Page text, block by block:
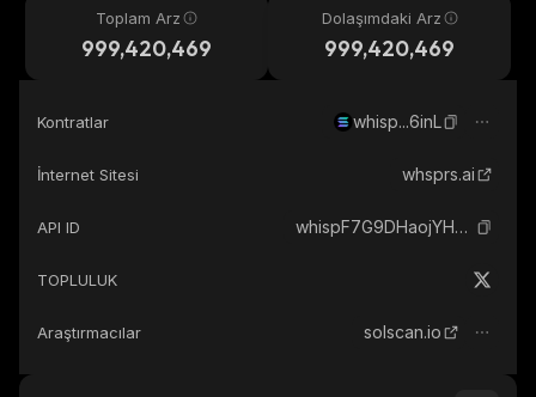
Toplam Arz
999,420,469
Dolaşımdaki Arz
999,420,469
Kontratlar whisp...6inL
İnternet Sitesi whsprs.ai
API ID whispF7G9DHaojYHe2cdhRX5EMJzGBdqq7R57kL6inL_solana
TOPLULUK
Araştırmacılar solscan.io